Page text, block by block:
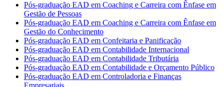
Pós-graduação EAD em Coaching e Carreira com Ênfase em
Gestão de Pessoas
Pós-graduação EAD em Coaching e Carreira com Ênfase em
Gestão do Conhecimento
Pós-graduação EAD em Confeitaria e Panificação
Pós-graduação EAD em Contabilidade Internacional
Pós-graduação EAD em Contabilidade Tributária
Pós-graduação EAD em Contabilidade e Orçamento Público
Pós-graduação EAD em Controladoria e Finanças